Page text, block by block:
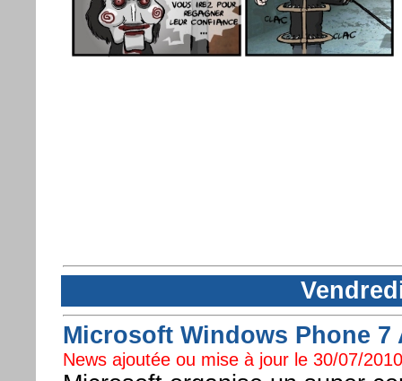
Microsoft Windows Phone 7
News ajoutée ou mise à jour le 30/07/